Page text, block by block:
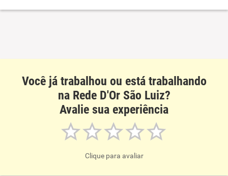
Você já trabalhou ou está trabalhando
na Rede D'Or São Luiz?
Avalie sua experiência
Clique para avaliar